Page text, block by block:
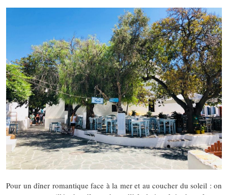
Pour un dîner romantique face à la mer et au coucher du soleil : on